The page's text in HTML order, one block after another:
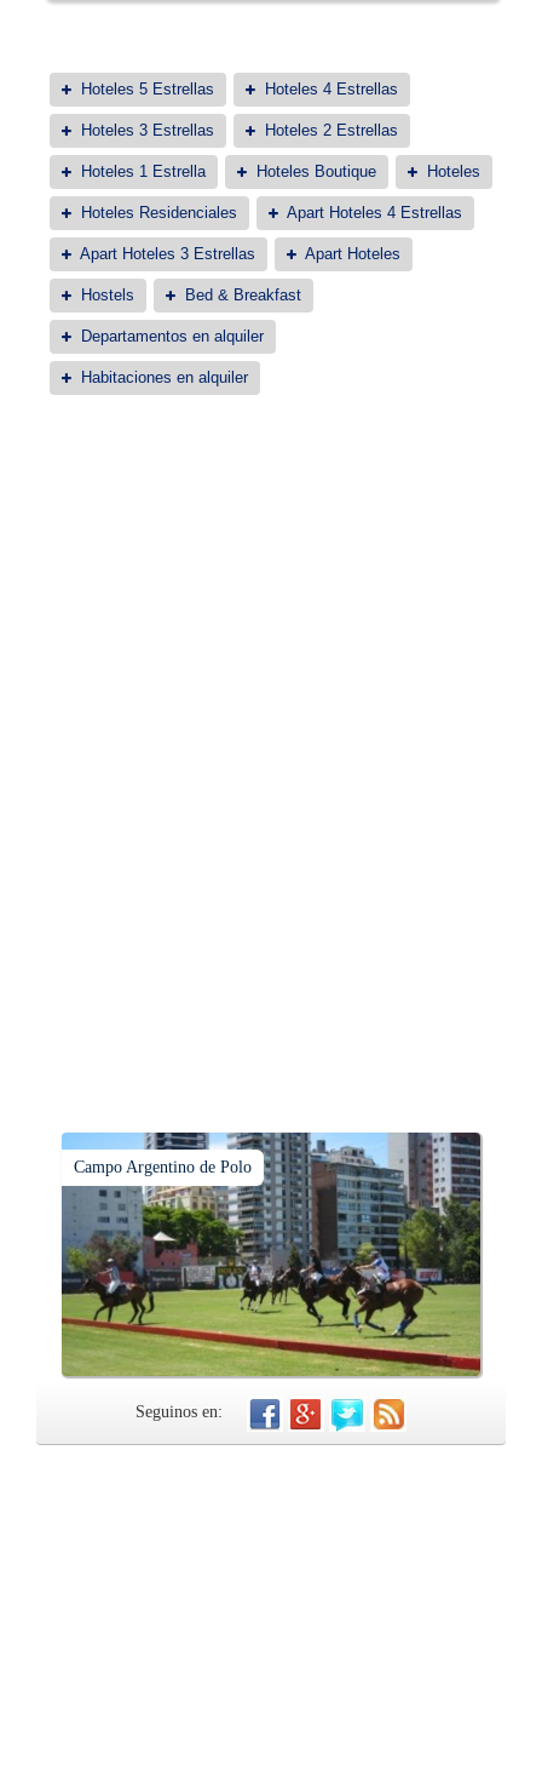
Hoteles 5 Estrellas Hoteles 4 Estrellas
Hoteles 3 Estrellas Hoteles 2 Estrellas
Hoteles 1 Estrella Hoteles Boutique Hoteles
Hoteles Residenciales Apart Hoteles 4 Estrellas
Apart Hoteles 3 Estrellas Apart Hoteles
Hostels Bed & Breakfast
Departamentos en alquiler
Habitaciones en alquiler
Campo Argentino de Polo
Seguinos en: